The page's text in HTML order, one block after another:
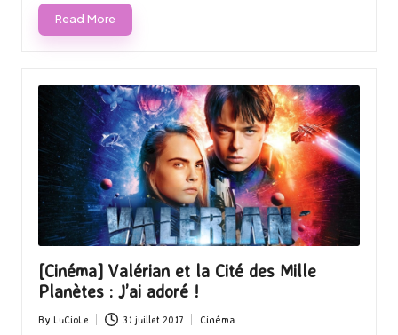
Read More
[Cinéma] Valérian et la Cité des Mille
Planètes : J’ai adoré !
Posted
By LuCioLe 31 juillet 2017
Posted
Cinéma